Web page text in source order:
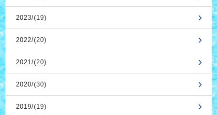
2023/(19)
2022/(20)
2021/(20)
2020/(30)
2019/(19)